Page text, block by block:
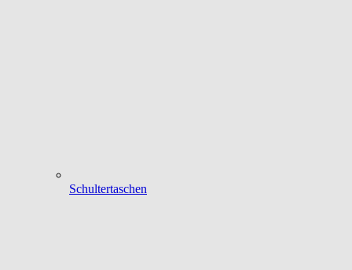
Schultertaschen